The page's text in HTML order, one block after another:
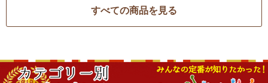
すべての商品を見る